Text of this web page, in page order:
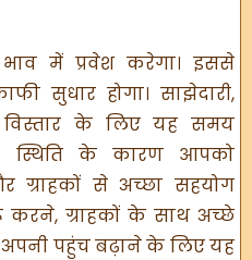
में प्रवेश करेगा। इससे
सुधार होगा। साझेदारी,
के लिए यह समय
स्थिति के कारण आपको
ग्राहकों से अच्छा सहयोग
करने, ग्राहकों के साथ अच्छे
पहुंच बढ़ाने के लिए यह